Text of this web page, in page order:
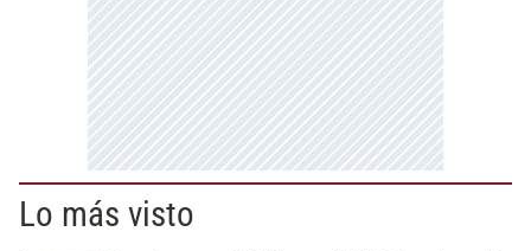
Lo más visto